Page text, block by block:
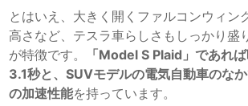
とはいえ、大きく開くファルコンウィン
高さなど、テスラ車らしさもしっかり盛
が特徴です。
「Model S Plaid」であれ
3.1秒と、SUVモデルの電気自動車のな
の加速性能を持っています。